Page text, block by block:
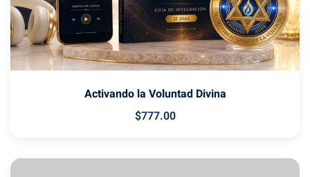
Activando la Voluntad Divina
$777.00